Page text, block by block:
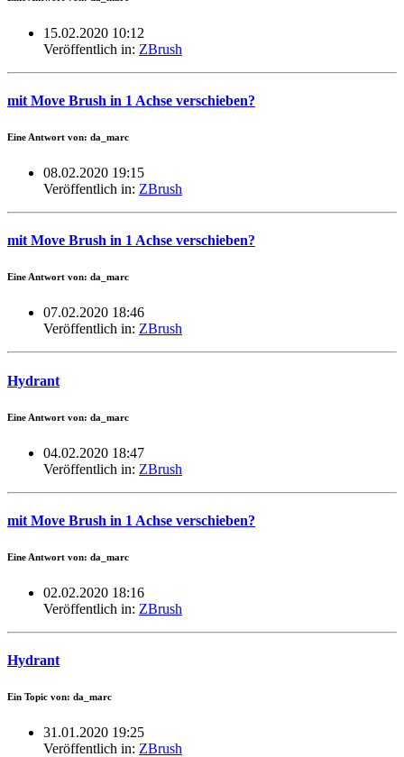
15.02.2020 10:12
Veröffentlich in: ZBrush
mit Move Brush in 1 Achse verschieben?
Eine Antwort von: da_marc
08.02.2020 19:15
Veröffentlich in: ZBrush
mit Move Brush in 1 Achse verschieben?
Eine Antwort von: da_marc
07.02.2020 18:46
Veröffentlich in: ZBrush
Hydrant
Eine Antwort von: da_marc
04.02.2020 18:47
Veröffentlich in: ZBrush
mit Move Brush in 1 Achse verschieben?
Eine Antwort von: da_marc
02.02.2020 18:16
Veröffentlich in: ZBrush
Hydrant
Ein Topic von: da_marc
31.01.2020 19:25
Veröffentlich in: ZBrush